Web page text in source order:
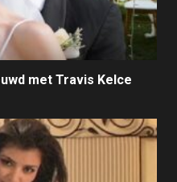
met Travis Kelce